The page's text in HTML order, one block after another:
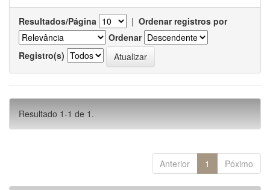
Resultados/Página | Ordenar registros por
Ordenar
Registro(s)
Resultado 1-1 de 1.
Anterior 1 Póximo